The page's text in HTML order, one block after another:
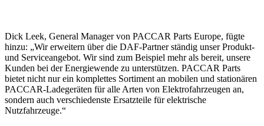
Dick Leek, General Manager von PACCAR Parts Europe, fügte
hinzu: „Wir erweitern über die DAF-Partner ständig unser Produkt-
und Serviceangebot. Wir sind zum Beispiel mehr als bereit, unsere
Kunden bei der Energiewende zu unterstützen. PACCAR Parts
bietet nicht nur ein komplettes Sortiment an mobilen und stationären
PACCAR-Ladegeräten für alle Arten von Elektrofahrzeugen an,
sondern auch verschiedenste Ersatzteile für elektrische
Nutzfahrzeuge.“